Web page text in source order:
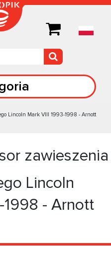
Lincoln Mark VIII 1993-1998 - Arnott
zawieszenia
Lincoln
1998 - Arnott